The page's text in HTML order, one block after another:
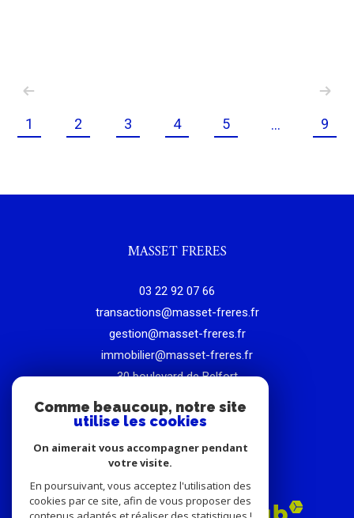
1 2 3 4 5 ... 9
MASSET FRERES
03 22 92 07 66
transactions@masset-freres.fr
gestion@masset-freres.fr
immobilier@masset-freres.fr
30 boulevard de Belfort
ADHÉRENTS
Comme beaucoup, notre site
utilise les cookies
On aimerait vous accompagner pendant
votre visite.
En poursuivant, vous acceptez l'utilisation des
cookies par ce site, afin de vous proposer des